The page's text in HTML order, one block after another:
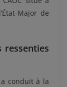
Major de
ressenties
conduit à la